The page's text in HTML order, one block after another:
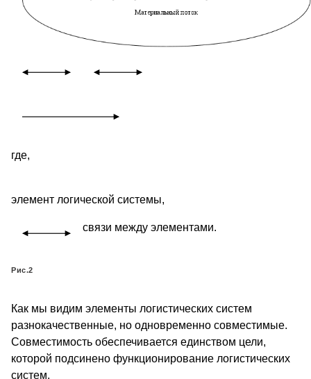
где,
элемент логической системы,
связи между элементами.
Рис.2
Как мы видим элементы логистических систем
разнокачественные, но одновременно совместимые.
Совместимость обеспечивается единством цели,
которой подсинено функционирование логистических
систем.